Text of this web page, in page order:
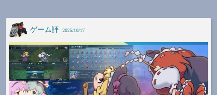
ゲーム評 2025/10/17